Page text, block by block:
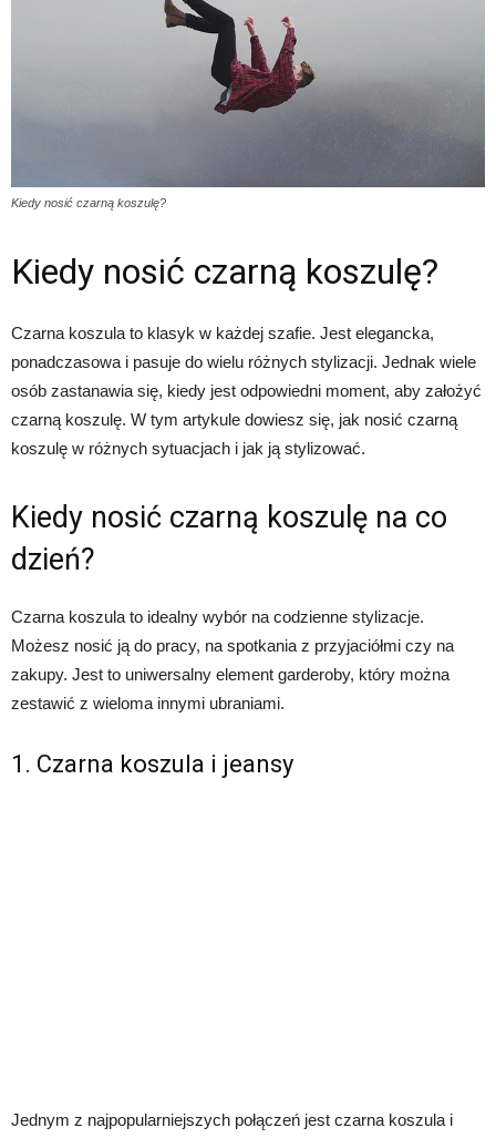
Kiedy nosić czarną koszulę?
Kiedy nosić czarną koszulę?
Czarna koszula to klasyk w każdej szafie. Jest elegancka,
ponadczasowa i pasuje do wielu różnych stylizacji. Jednak wiele
osób zastanawia się, kiedy jest odpowiedni moment, aby założyć
czarną koszulę. W tym artykule dowiesz się, jak nosić czarną
koszulę w różnych sytuacjach i jak ją stylizować.
Kiedy nosić czarną koszulę na co
dzień?
Czarna koszula to idealny wybór na codzienne stylizacje.
Możesz nosić ją do pracy, na spotkania z przyjaciółmi czy na
zakupy. Jest to uniwersalny element garderoby, który można
zestawić z wieloma innymi ubraniami.
1. Czarna koszula i jeansy
Jednym z najpopularniejszych połączeń jest czarna koszula i